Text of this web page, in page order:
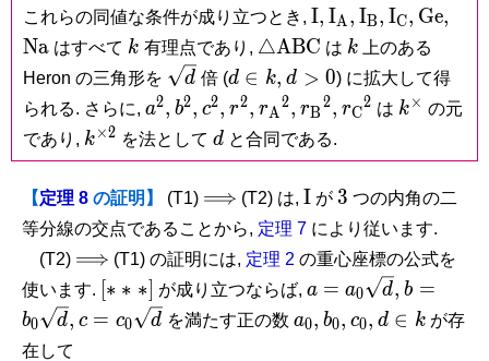
これらの同値な条件が成り立つとき, \mathrm
I,
I, \mathrm
I_{\mathrm
A},
IA, \mathrm
I_{\mathrm
B},
IB, \mathrm
C},
IC, Ge,
Na はすべて k
k 有理点であり, \triangle\mathrm{ABC}
△ABC は k
k 上のある
Heron の三角形を \sqrt
d
d 倍 (d
\in
d ∈ k, d
>
0
d > 0) に拡大して得
られる. さらに, a^2,
a2, b^2,
b2, c^2,
c2, r^2,
r2, r_{\mathrm
A}{}^2,
rA
2, r_{\mathrm
B}{}^2,
rB
2, r_{\mathrm
rC
2 は k^\times
k× の元
であり, k^{\times
2}
k×2 を法として d
dと合同である.
【定理 8 の証明】 (T1) \Longrightarrow
⟹ (T2) は, \mathrm
I
I が 3
3 つの内角の二
等分線の交点であることから, 定理 7 により従います.
(T2) \Longrightarrow
⟹ (T1) の証明には, 定理 2 の重心座標の公式を
使います. [\ast\ast\ast
]
[∗ ∗ ∗] が成り立つならば, a =
a_0\sqrt
d,
a = a0 d, b =
b_0\sqrt
b =
b0 d, c =
c = c0 d を満たす正の数 a_0,
a0, b_0,
b0, c_0,
c0, d
d ∈ k が存
在して